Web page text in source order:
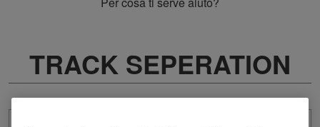
TRACK SEPERATION